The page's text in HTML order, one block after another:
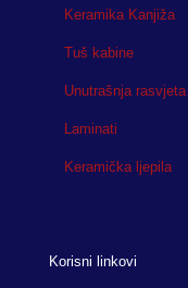
Keramika Kanjiža
Tuš kabine
Unutrašnja rasvjeta
Laminati
Keramička ljepila
Korisni linkovi